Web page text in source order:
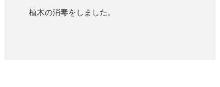
植木の消毒をしました。